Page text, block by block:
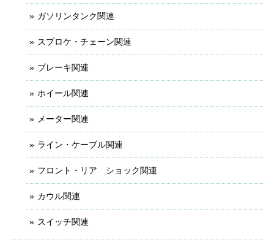
ガソリンタンク関連
スプロケ・チェーン関連
ブレーキ関連
ホイール関連
メーター関連
ライン・ケーブル関連
フロント・リア ショック関連
カウル関連
スイッチ関連